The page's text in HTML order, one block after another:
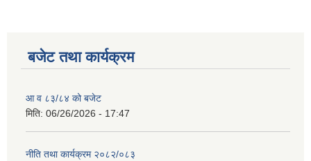
बजेट तथा कार्यक्रम
आ व ८३/८४ को बजेट
मिति: 06/26/2026 - 17:47
नीति तथा कार्यक्रम २०८२/०८३